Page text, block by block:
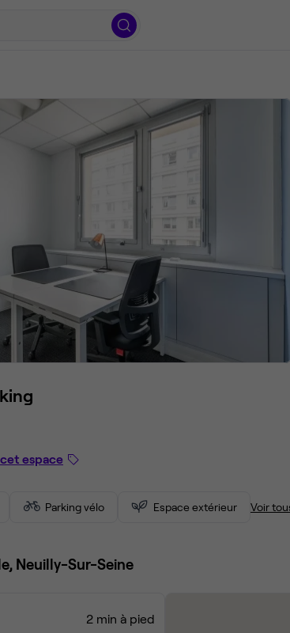
espace
Parking vélo Espace extérieur Voir
Neuilly-Sur-Seine
2 min à pied